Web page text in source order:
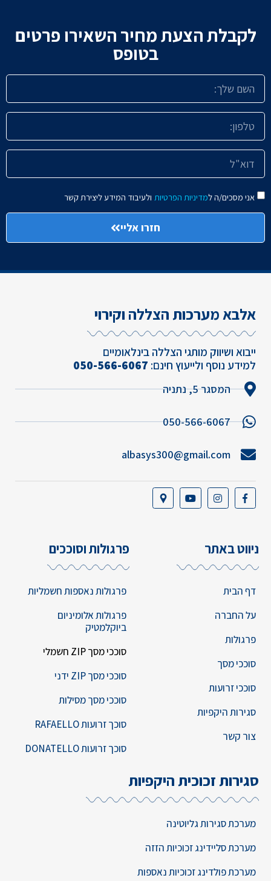
לקבלת הצעת מחיר השאירו פרטים
בטופס
אני מסכים/ה למדיניות הפרטיות ולעיבוד המידע ליצירת קשר
חזרו אליי
אלבא מערכות הצללה וקירוי
ייבוא ושיווק מותגי הצללה בינלאומיים
למידע נוסף ולייעוץ חינם: 050-566-6067
המסגר 5, נתניה
050-566-6067
albasys300@gmail.com
ניווט באתר
דף הבית
על החברה
פרגולות
סוככי מסך
סוככי זרועות
סגירות היקפיות
צור קשר
פרגולות וסוככים
פרגולות נאספות חשמליות
פרגולות אלומיניום
ביוקלמטיק
סוככי מסך ZIP חשמלי
סוככי מסך ZIP ידני
סוככי מסך מסילות
סוכך זרועות RAFAELLO
סוכך זרועות DONATELLO
סגירות זכוכית היקפיות
מערכת סגירות גליוטינה
מערכת סליידינג זכוכיות הזזה
מערכת פולדינג זכוכיות נאספות